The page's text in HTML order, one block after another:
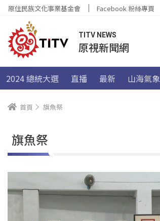
原住民族文化事業基金會 Facebook 粉絲專頁
TITV NEWS
原視新聞網
2024 總統大選 直播 最新 山海氣象
首頁 旗魚祭
旗魚祭